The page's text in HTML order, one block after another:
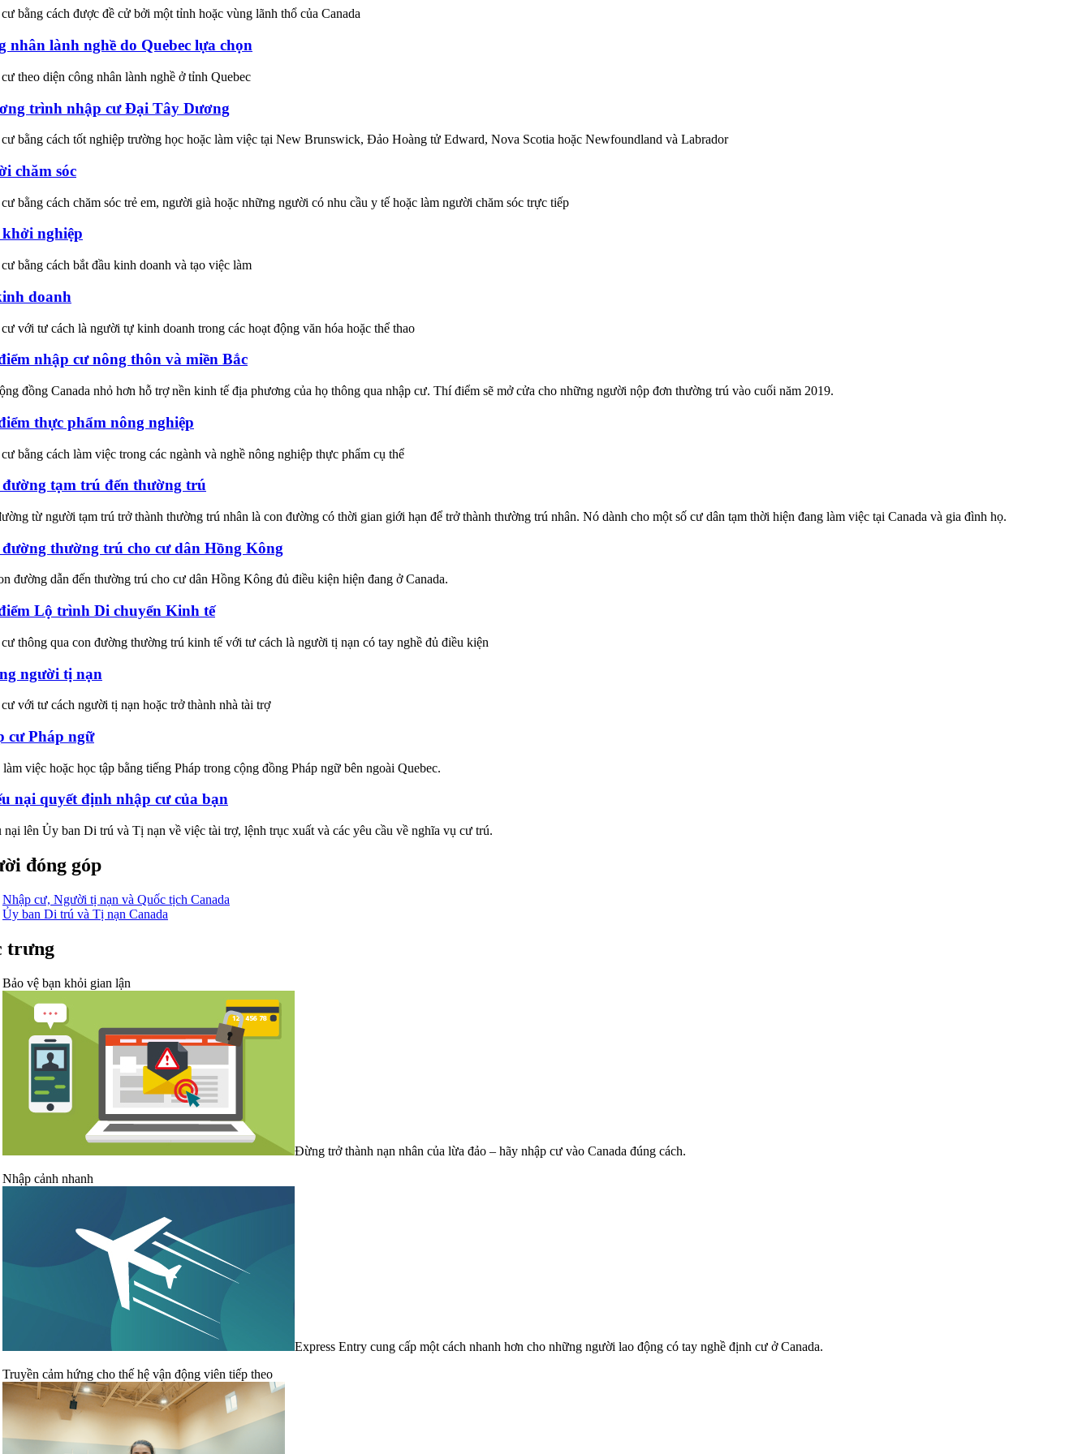
bằng cách được đề cử bởi một tỉnh hoặc vùng lãnh thổ của Canada
nhân lành nghề do Quebec lựa chọn
theo diện công nhân lành nghề ở tỉnh Quebec
trình nhập cư Đại Tây Dương
bằng cách tốt nghiệp trường học hoặc làm việc tại New Brunswick, Đảo Hoàng tử Edward, Nova Scotia hoặc Newfoundland và Labrador
chăm sóc
bằng cách chăm sóc trẻ em, người già hoặc những người có nhu cầu y tế hoặc làm người chăm sóc trực tiếp
khởi nghiệp
bằng cách bắt đầu kinh doanh và tạo việc làm
doanh
với tư cách là người tự kinh doanh trong các hoạt động văn hóa hoặc thể thao
nhập cư nông thôn và miền Bắc
đồng Canada nhỏ hơn hỗ trợ nền kinh tế địa phương của họ thông qua nhập cư. Thí điểm sẽ mở cửa cho những người nộp đơn thường trú vào cuối năm 2019.
thực phẩm nông nghiệp
bằng cách làm việc trong các ngành và nghề nông nghiệp thực phẩm cụ thể
tạm trú đến thường trú
từ người tạm trú trở thành thường trú nhân là con đường có thời gian giới hạn để trở thành thường trú nhân. Nó dành cho một số cư dân tạm thời hiện đang làm việc tại Canada và gia đình họ.
thường trú cho cư dân Hồng Kông
đường dẫn đến thường trú cho cư dân Hồng Kông đủ điều kiện hiện đang ở Canada.
Lộ trình Di chuyển Kinh tế
thông qua con đường thường trú kinh tế với tư cách là người tị nạn có tay nghề đủ điều kiện
người tị nạn
với tư cách người tị nạn hoặc trở thành nhà tài trợ
cư Pháp ngữ
làm việc hoặc học tập bằng tiếng Pháp trong cộng đồng Pháp ngữ bên ngoài Quebec.
nại quyết định nhập cư của bạn
nại lên Ủy ban Di trú và Tị nạn về việc tài trợ, lệnh trục xuất và các yêu cầu về nghĩa vụ cư trú.
đóng góp
Nhập cư, Người tị nạn và Quốc tịch Canada
Ủy ban Di trú và Tị nạn Canada
trưng
Bảo vệ bạn khỏi gian lận
Đừng trở thành nạn nhân của lừa đảo – hãy nhập cư vào Canada đúng cách.
Nhập cảnh nhanh
Express Entry cung cấp một cách nhanh hơn cho những người lao động có tay nghề định cư ở Canada.
Truyền cảm hứng cho thế hệ vận động viên tiếp theo